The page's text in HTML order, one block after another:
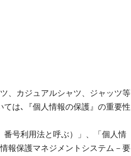
、カジュアルシャツ、ジャッツ等
は､『個人情報の保護』の重要性
号利用法と呼ぶ）」、「個人情
報保護マネジメントシステム－要